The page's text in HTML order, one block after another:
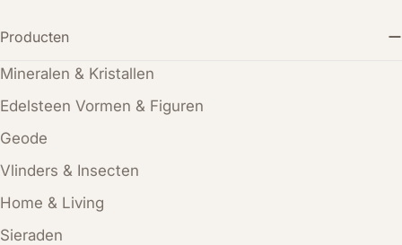
Producten
Mineralen & Kristallen
Edelsteen Vormen & Figuren
Geode
Vlinders & Insecten
Home & Living
Sieraden